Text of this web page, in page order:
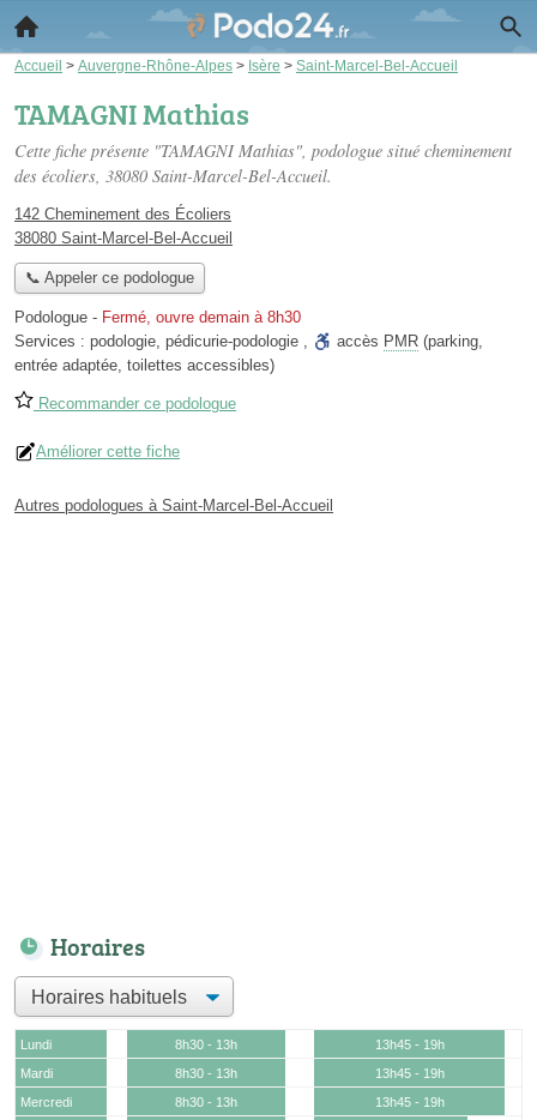
Accueil > Auvergne-Rhône-Alpes > Isère > Saint-Marcel-Bel-Accueil
TAMAGNI Mathias
Cette fiche présente "TAMAGNI Mathias", podologue situé cheminement
des écoliers, 38080 Saint-Marcel-Bel-Accueil.
142 Cheminement des Écoliers
38080 Saint-Marcel-Bel-Accueil
📞 Appeler ce podologue
Podologue - Fermé, ouvre demain à 8h30
Services : podologie, pédicurie-podologie , accès PMR (parking,
entrée adaptée, toilettes accessibles)
Recommander ce podologue
Améliorer cette fiche
Autres podologues à Saint-Marcel-Bel-Accueil
Horaires
Lundi 8h30 - 13h
13h45 - 19h
Mardi
8h30 - 13h
13h45 - 19h
Mercredi
8h30 - 13h
13h45 - 19h